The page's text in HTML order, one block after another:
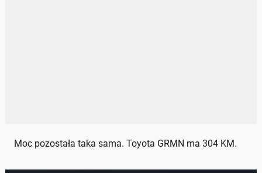
Moc pozostała taka sama. Toyota GRMN ma 304 KM.